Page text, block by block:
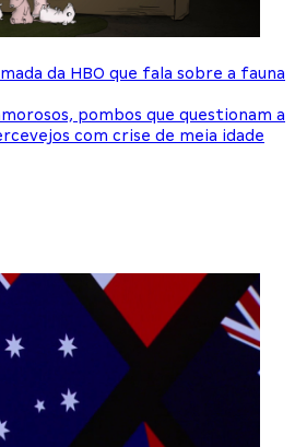
da HBO que fala sobre a fauna
pombos que questionam a
com crise de meia idade